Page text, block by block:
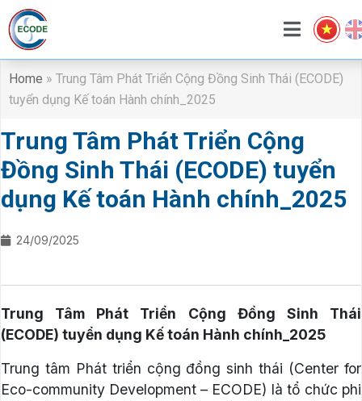
Home » Trung Tâm Phát Triển Cộng Đồng Sinh Thái (ECODE)
tuyển dụng Kế toán Hành chính_2025
Trung Tâm Phát Triển Cộng
Đồng Sinh Thái (ECODE) tuyển
dụng Kế toán Hành chính_2025
24/09/2025
Trung Tâm Phát Triển Cộng Đồng Sinh Thái
(ECODE) tuyển dụng Kế toán Hành chính 2025
Trung tâm Phát triển cộng đồng sinh thái (Center for
Eco-community Development – ECODE) là tổ chức phi